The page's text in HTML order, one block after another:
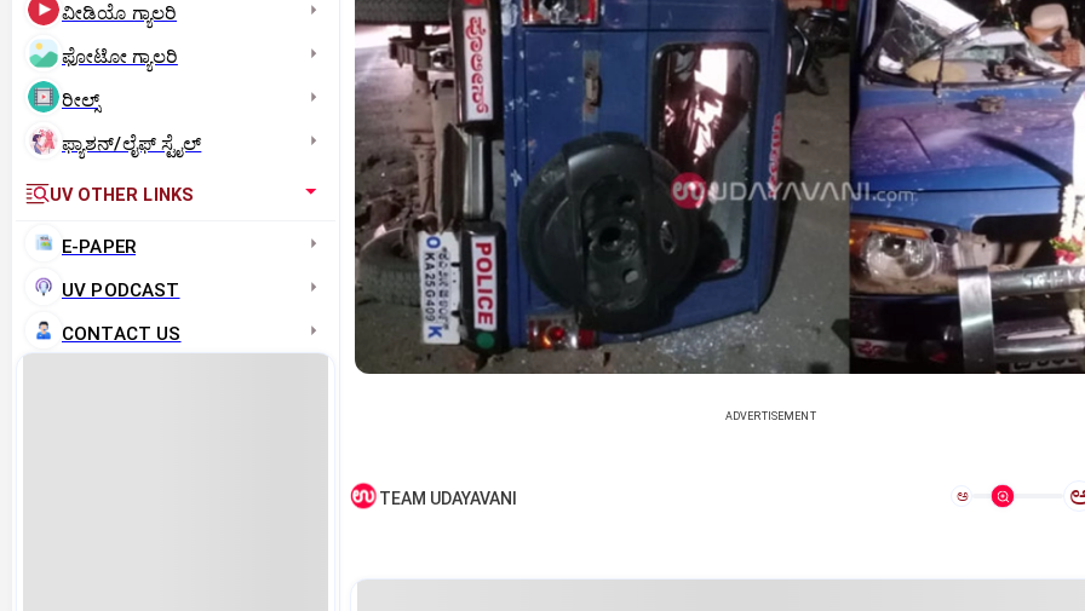
ವೀಡಿಯೊ ಗ್ಯಾಲರಿ
ಫೋಟೋ ಗ್ಯಾಲರಿ
ರೀಲ್ಸ್
ಫ್ಯಾಶನ್/ಲೈಫ್‌ ಸ್ಟೈಲ್
UV OTHER LINKS
E-PAPER
UV PODCAST
CONTACT US
ADVERTISEMENT
TEAM UDAYAVANI ಅ